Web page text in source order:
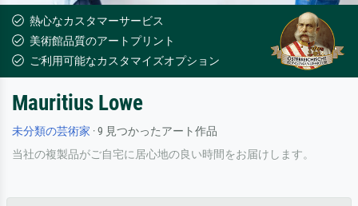
熱心なカスタマーサービス
美術館品質のアートプリント
ご利用可能なカスタマイズオプション
Mauritius Lowe
未分類の芸術家 · 9 見つかったアート作品
当社の複製品がご自宅に居心地の良い時間をお届けします。